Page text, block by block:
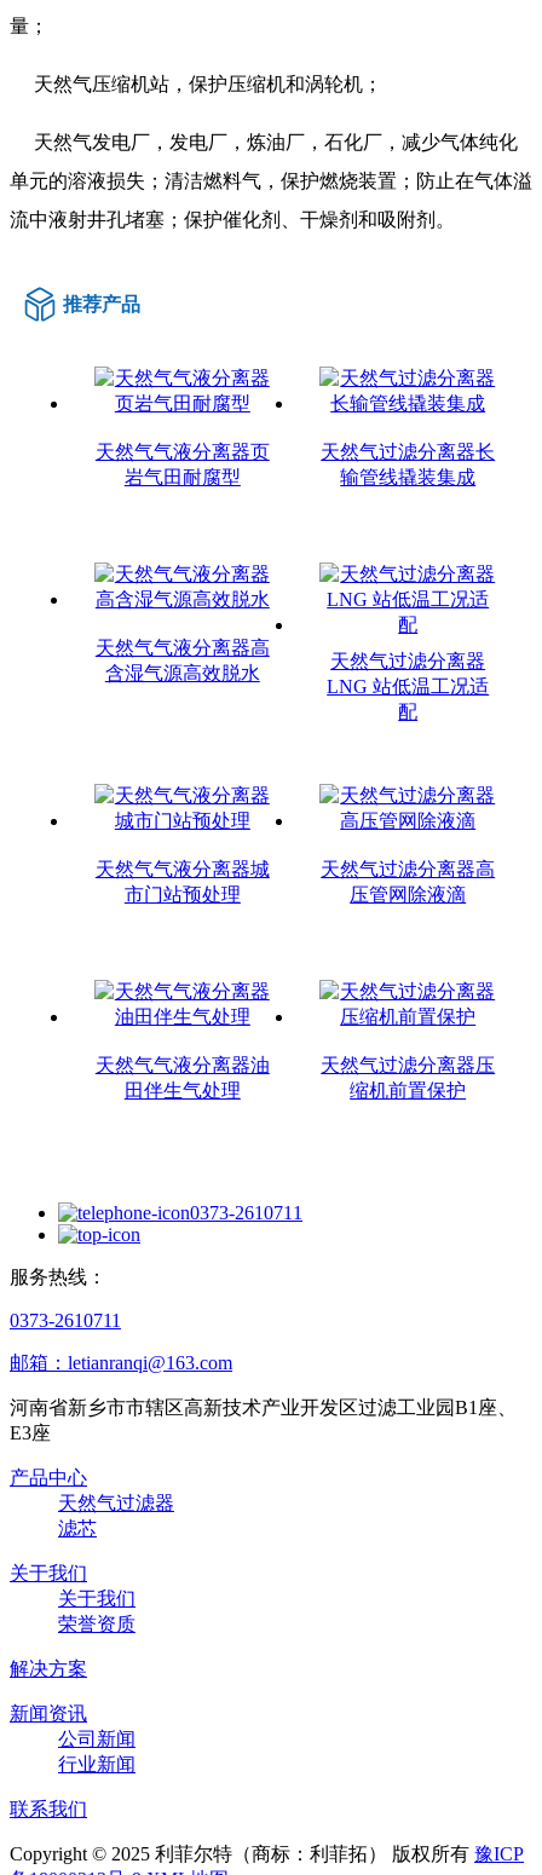
量；
天然气压缩机站，保护压缩机和涡轮机；
天然气发电厂，发电厂，炼油厂，石化厂，减少气体纯化
单元的溶液损失；清洁燃料气，保护燃烧装置；防止在气体溢
流中液射井孔堵塞；保护催化剂、干燥剂和吸附剂。
推荐产品
天然气气液分离器页
岩气田耐腐型
天然气过滤分离器长
输管线撬装集成
天然气气液分离器高
含湿气源高效脱水
天然气过滤分离器
LNG 站低温工况适
配
天然气气液分离器城
市门站预处理
天然气过滤分离器高
压管网除液滴
天然气气液分离器油
田伴生气处理
天然气过滤分离器压
缩机前置保护
0373-2610711
服务热线：
0373-2610711
邮箱：letianranqi@163.com
河南省新乡市市辖区高新技术产业开发区过滤工业园B1座、
E3座
产品中心
天然气过滤器
滤芯
关于我们
关于我们
荣誉资质
解决方案
新闻资讯
公司新闻
行业新闻
联系我们
Copyright © 2025 利菲尔特（商标：利菲拓） 版权所有 豫ICP